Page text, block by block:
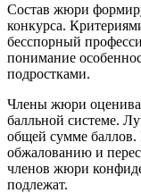
Состав жюри
конкурса.
бесспорный
понимание
подростками.
Члены жюри
балльной системе.
общей сумме
обжалованию и
членов жюри
подлежат.